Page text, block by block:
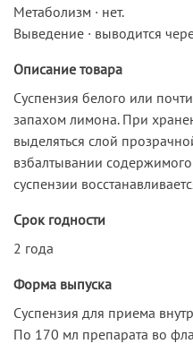
Метаболизм · нет.
Выведение · выводится
Описание товара
Суспензия белого или
запахом лимона. При
выделяться слой
взбалтывании
суспензии
Срок годности
2 года
Форма выпуска
Суспензия для приема
По 170 мл препарата во